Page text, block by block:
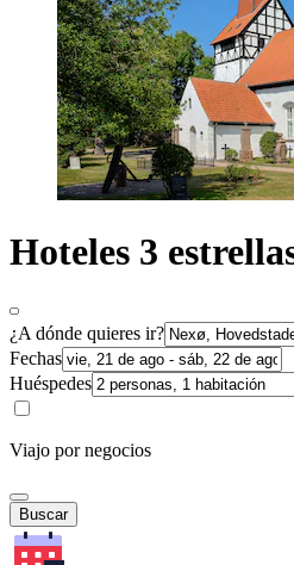
Hoteles 3
¿A dónde quieres ir?
Fechas
Huéspedes
Viajo por negocios
Buscar